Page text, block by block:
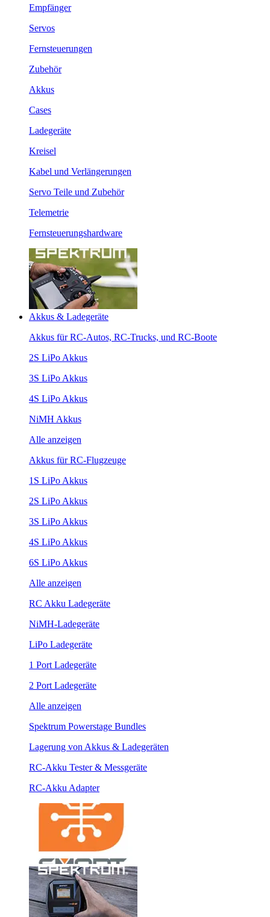
Empfänger
Servos
Fernsteuerungen
Zubehör
Akkus
Cases
Ladegeräte
Kreisel
Kabel und Verlängerungen
Servo Teile und Zubehör
Telemetrie
Fernsteuerungshardware
Akkus & Ladegeräte
Akkus für RC-Autos, RC-Trucks, und RC-Boote
2S LiPo Akkus
3S LiPo Akkus
4S LiPo Akkus
NiMH Akkus
Alle anzeigen
Akkus für RC-Flugzeuge
1S LiPo Akkus
2S LiPo Akkus
3S LiPo Akkus
4S LiPo Akkus
6S LiPo Akkus
Alle anzeigen
RC Akku Ladegeräte
NiMH-Ladegeräte
LiPo Ladegeräte
1 Port Ladegeräte
2 Port Ladegeräte
Alle anzeigen
Spektrum Powerstage Bundles
Lagerung von Akkus & Ladegeräten
RC-Akku Tester & Messgeräte
RC-Akku Adapter